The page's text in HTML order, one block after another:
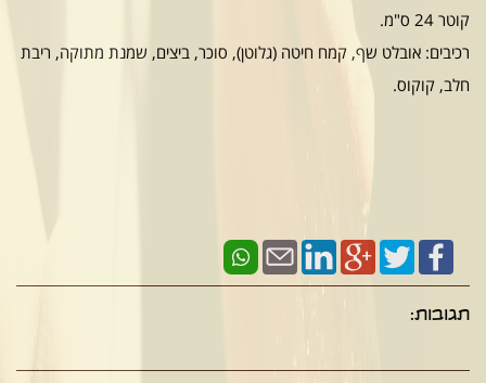
קוטר 24 ס"מ.
רכיבים: אובלט שף, קמח חיטה (גלוטן), סוכר, ביצים, שמנת מתוקה, ריבת
חלב, קוקוס.
תגובות: